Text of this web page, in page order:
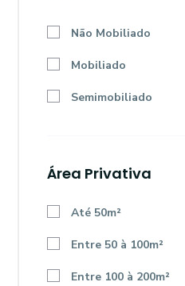
Não Mobiliado
Mobiliado
Semimobiliado
Área Privativa
Até 50m²
Entre 50 à 100m²
Entre 100 à 200m²